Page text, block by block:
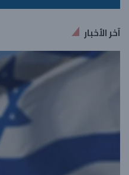
آخر الأخبار